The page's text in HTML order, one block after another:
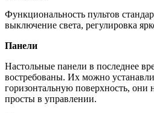
Функциональность пультов
выключение света, регулировка
Панели
Настольные панели в последнее
востребованы. Их можно
горизонтальную поверхность, они
просты в управлении.